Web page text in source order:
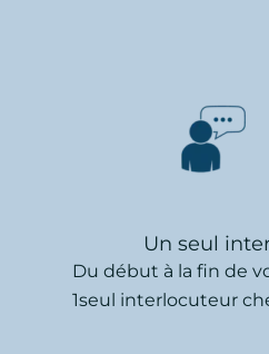
Un seul
Du début à la fin de
1seul interlocuteur